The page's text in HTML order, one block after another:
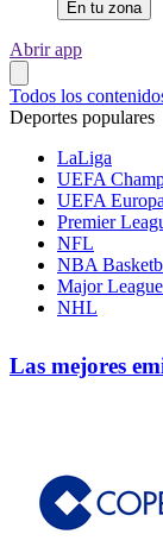
En tu zona
Abrir app
Todos los
Deportes populares
LaLiga
UEFA
UEFA
Premier
NFL
NBA
Major
NHL
Las mejores